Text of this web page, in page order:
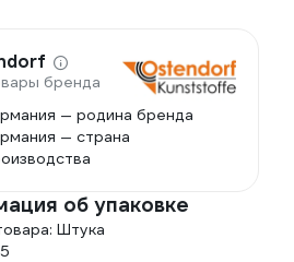
бренда
— родина бренда
— страна
об упаковке
Штука